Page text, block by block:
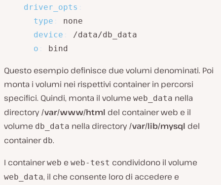
driver_opts
type
none
device
/data/db_data
o
bind
Questo esempio definisce due volumi denominati. Poi
monta i volumi nei rispettivi container in percorsi
specifici. Quindi, monta il volume web_data nella
directory/var/www/html del container web e il
volume db_data nella directory/var/lib/mysql del
container db.
I containerweb e web-test condividono il volume
web_data, il che consente loro di accedere e